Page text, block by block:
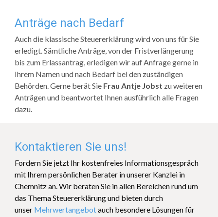
Anträge nach Bedarf
Auch die klassische Steuererklärung wird von uns für Sie
erledigt. Sämtliche Anträge, von der Fristverlängerung
bis zum Erlassantrag, erledigen wir auf Anfrage gerne in
Ihrem Namen und nach Bedarf bei den zuständigen
Behörden. Gerne berät Sie Frau Antje Jobst zu weiteren
Anträgen und beantwortet Ihnen ausführlich alle Fragen
dazu.
Kontaktieren Sie uns!
Fordern Sie jetzt Ihr kostenfreies Informationsgespräch
mit Ihrem persönlichen Berater in unserer Kanzlei in
Chemnitz an. Wir beraten Sie in allen Bereichen rund um
das Thema Steuererklärung und bieten durch
unser Mehrwertangebotauch besondere Lösungen für